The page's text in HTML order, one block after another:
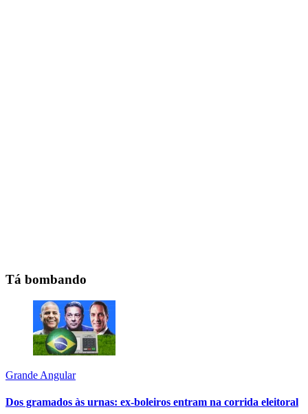
Tá bombando
Grande Angular
Dos gramados às urnas: ex-boleiros entram na corrida eleitoral